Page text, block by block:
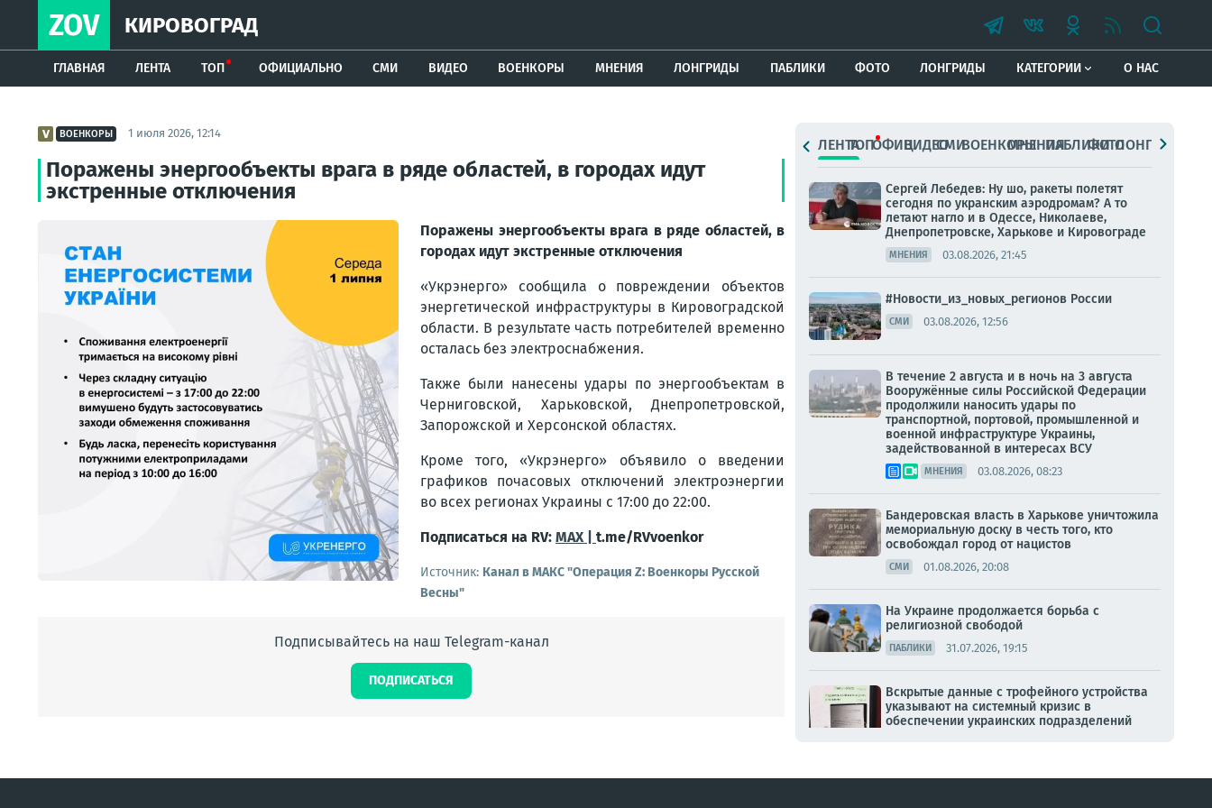
ZOV КИРОВОГРАД
ГЛАВНАЯ ЛЕНТА ТОП ОФИЦИАЛЬНО СМИ ВИДЕО ВОЕНКОРЫ МНЕНИЯ ЛОНГРИДЫ ПАБЛИКИ ФОТО ЛОНГРИДЫ КАТЕГОРИИ О НАС
ВОЕНКОРЫ 1 июля 2026, 12:14
Поражены энергообъекты врага в ряде областей, в городах идут
экстренные отключения
Поражены энергообъекты врага в ряде областей, в
городах идут экстренные отключения
«Укрэнерго» сообщила о повреждении объектов
энергетической инфраструктуры в Кировоградской
области. В результате часть потребителей временно
осталась без электроснабжения.
Также были нанесены удары по энергообъектам в
Черниговской, Харьковской, Днепропетровской,
Запорожской и Херсонской областях.
Кроме того, «Укрэнерго» объявило о введении
графиков почасовых отключений электроэнергии
во всех регионах Украины с 17:00 до 22:00.
Подписаться на RV: MAX | t.me/RVvoenkor
Источник: Канал в МАКС "Операция Z: Военкоры Русской
Весны"
Подписывайтесь на наш Telegram-канал
ПОДПИСАТЬСЯ
ЛЕНТАТОПОФИЦ.ВИДЕОСМИВОЕНКОРЫМНЕНИЯПАБЛИКИ
ФОТОЛОНГРИДЫ
Сергей Лебедев: Ну шо, ракеты полетят
сегодня по укранским аэродромам? А то
летают нагло и в Одессе, Николаеве,
Днепропетровске, Харькове и Кировограде
МНЕНИЯ 03.08.2026, 21:45
#Новости_из_новых_регионов России
СМИ 03.08.2026, 12:56
В течение 2 августа и в ночь на 3 августа
Вооружённые силы Российской Федерации
продолжили наносить удары по
транспортной, портовой, промышленной и
военной инфраструктуре Украины,
задействованной в интересах ВСУ
МНЕНИЯ 03.08.2026, 08:23
Бандеровская власть в Харькове уничтожила
мемориальную доску в честь того, кто
освобождал город от нацистов
СМИ 01.08.2026, 20:08
На Украине продолжается борьба с
религиозной свободой
ПАБЛИКИ 31.07.2026, 19:15
Вскрытые данные с трофейного устройства
указывают на системный кризис в
обеспечении украинских подразделений